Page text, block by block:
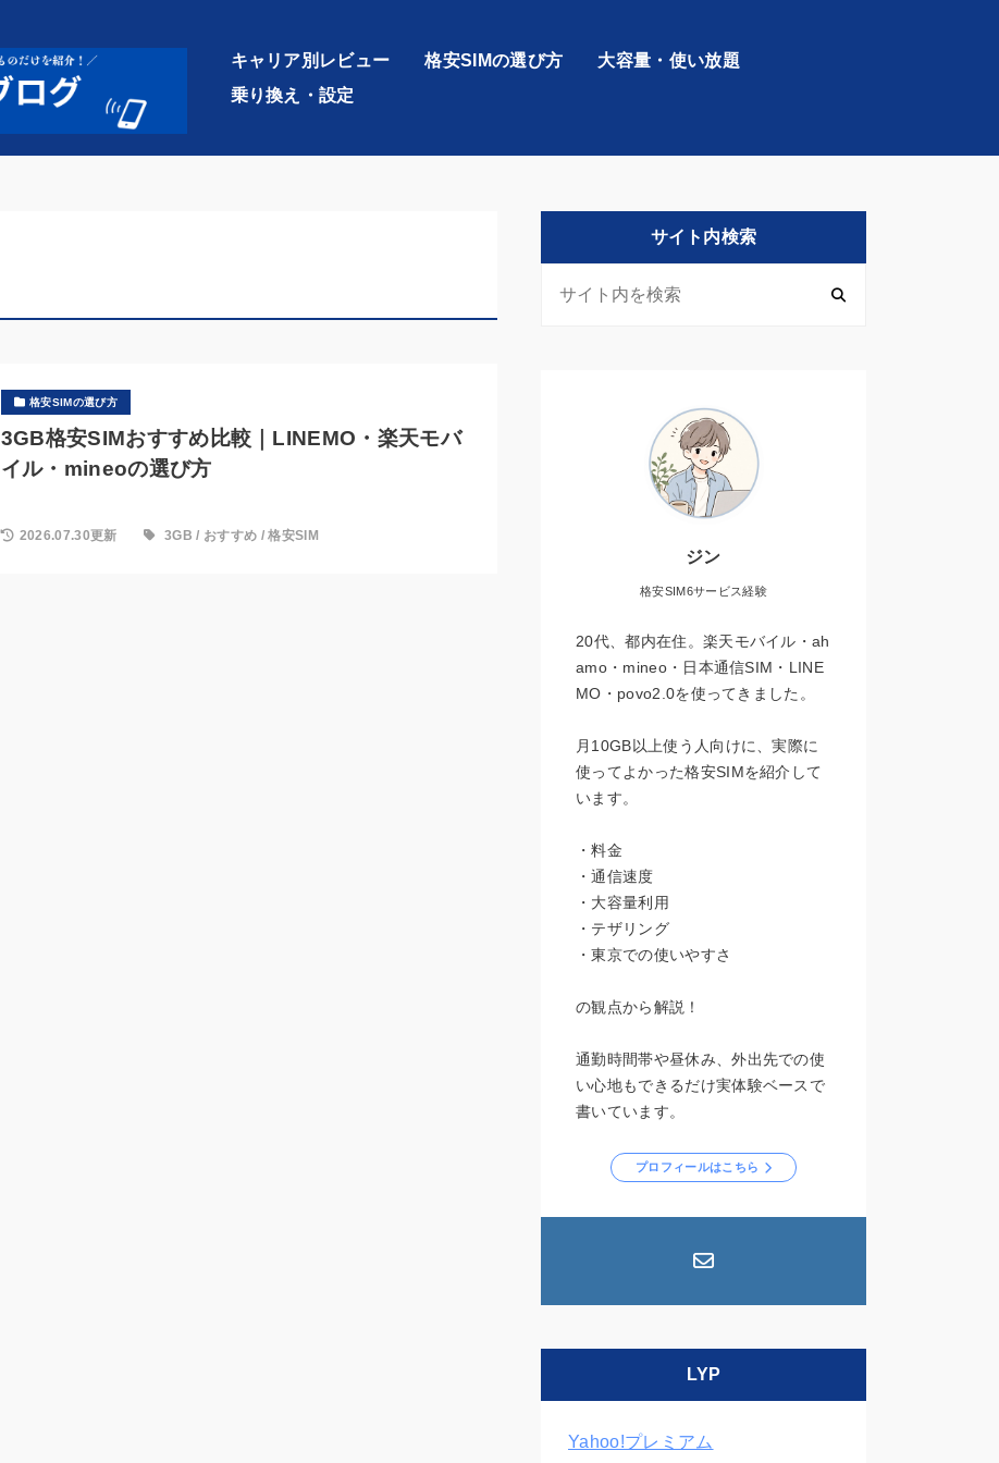
キャリア別レビュー 格安SIMの選び方
大容量・使い放題
乗り換え・設定
格安SIMの選び方
3GB格安SIMおすすめ比較｜LINEMO・楽天モバ
イル・mineoの選び方
2026.07.30更新 3GB / おすすめ /格安SIM
サイト内検索
ジン
格安SIM6サービス経験
20代、都内在住。楽天モバイル・ah
amo・mineo・日本通信SIM・LINE
MO・povo2.0を使ってきました。
月10GB以上使う人向けに、実際に
使ってよかった格安SIMを紹介して
います。
・料金
・通信速度
・大容量利用
・テザリング
・東京での使いやすさ
の観点から解説！
通勤時間帯や昼休み、外出先での使
い心地もできるだけ実体験ベースで
書いています。
プロフィールはこちら
LYP
Yahoo!プレミアム